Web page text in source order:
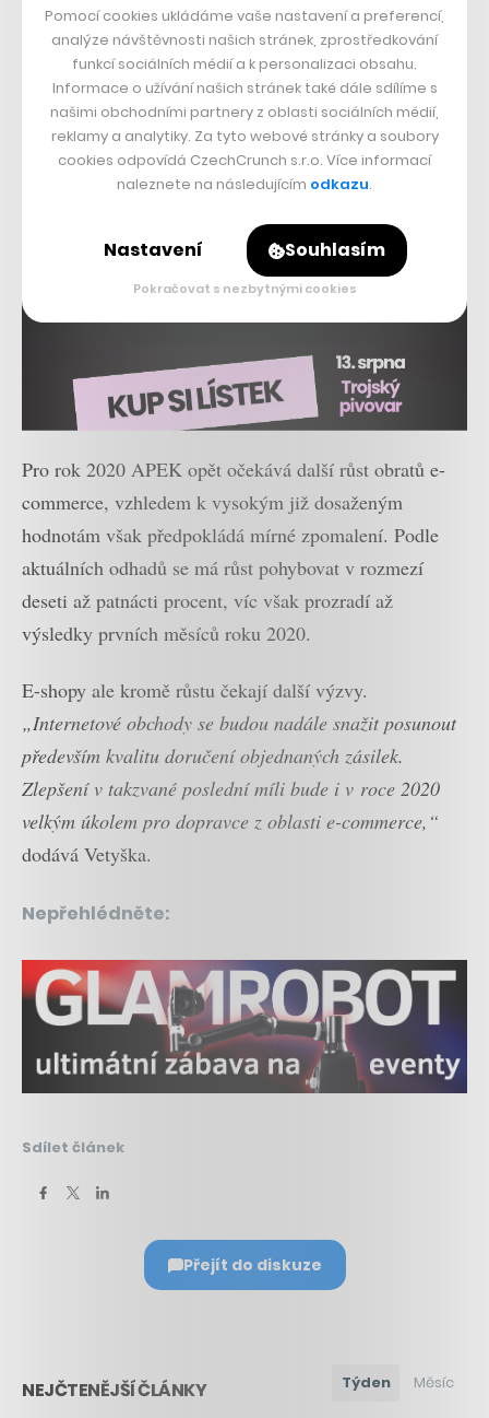
Pro rok 2020 APEK opět očekává další růst obratů e-
commerce, vzhledem k vysokým již dosaženým
hodnotám však předpokládá mírné zpomalení. Podle
aktuálních odhadů se má růst pohybovat v rozmezí
deseti až patnácti procent, víc však prozradí až
výsledky prvních měsíců roku 2020.
E-shopy ale kromě růstu čekají další výzvy.
„Internetové obchody se budou nadále snažit posunout
především kvalitu doručení objednaných zásilek.
Zlepšení v takzvané poslední míli bude i v roce 2020
velkým úkolem pro dopravce z oblasti e-commerce,“
dodává Vetyška.
Nepřehlédněte:
Sdílet článek
Přejít do diskuze
NEJČTENĚJŠÍ ČLÁNKY Týden Měsíc
Pomocí cookies ukládáme vaše nastavení a preferencí,
analýze návštěvnosti našich stránek, zprostředkování
funkcí sociálních médií a k personalizaci obsahu.
Informace o užívání našich stránek také dále sdílíme s
našimi obchodními partnery z oblasti sociálních médií,
reklamy a analytiky. Za tyto webové stránky a soubory
cookies odpovídá CzechCrunch s.r.o. Více informací
naleznete na následujícím odkazu.
Nastavení Souhlasím
Pokračovat s nezbytnými cookies